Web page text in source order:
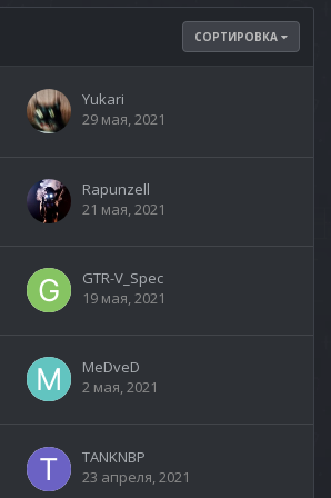
СОРТИРОВКА
Yukari
29 мая, 2021
Rapunzell
21 мая, 2021
GTR-V_Spec
19 мая, 2021
MeDveD
2 мая, 2021
TANKNBP
23 апреля, 2021